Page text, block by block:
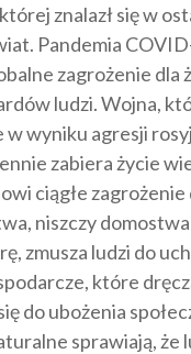
znalazł się w
Pandemia
zagrożenie dla
ludzi. Wojna,
w wyniku agresji
zabiera życie
ciągłe zagrożenie
niszczy domostwa
zmusza ludzi do
które
do ubożenia
sprawiają, że